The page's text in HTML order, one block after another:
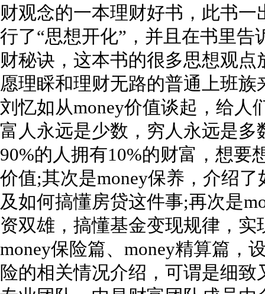
财观念的一本理财好书，此书
行了“思想开化”，并且在书里
财秘诀，这本书的很多思想观
愿理睬和理财无路的普通上班
刘忆如从money价值谈起，给人
富人永远是少数，穷人永远是多
90%的人拥有10%的财富，想要
价值;其次是money保养，介绍
及如何搞懂房贷这件事;再次是
资双雄，搞懂基金变现规律，
money保险篇、money精算篇，
险的相关情况介绍，可谓是细